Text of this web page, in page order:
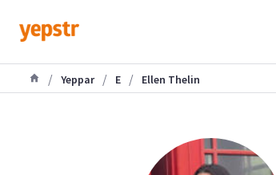
/ Yeppar / E / Ellen Thelin